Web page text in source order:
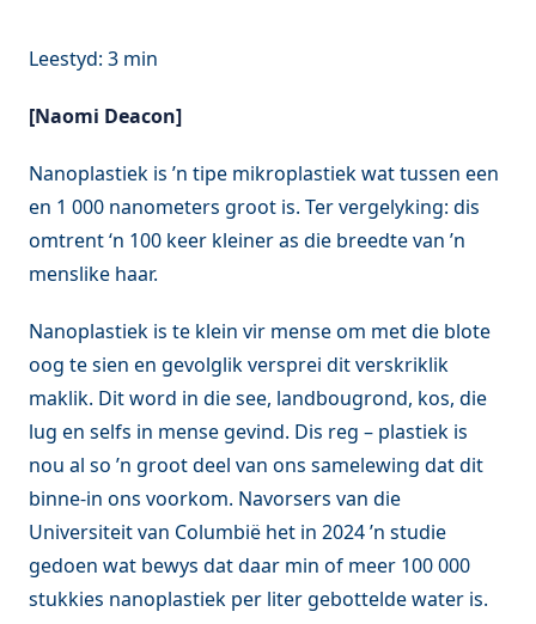
[Naomi Deacon]
Nanoplastiek is ’n tipe mikroplastiek wat tussen een
en 1 000 nanometers groot is. Ter vergelyking: dis
omtrent ‘n 100 keer kleiner as die breedte van ’n
menslike haar.
Nanoplastiek is te klein vir mense om met die blote
oog te sien en gevolglik versprei dit verskriklik
maklik. Dit word in die see, landbougrond, kos, die
lug en selfs in mense gevind. Dis reg – plastiek is
nou al so ’n groot deel van ons samelewing dat dit
binne-in ons voorkom. Navorsers van die
Universiteit van Columbië het in 2024 ’n studie
gedoen wat bewys dat daar min of meer 100 000
stukkies nanoplastiek per liter gebottelde water is.